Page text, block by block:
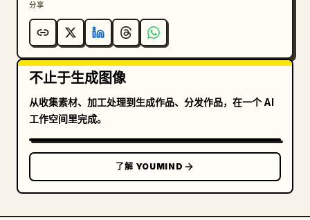
分享
不止于生成图像
从收集素材、加工处理到生成作品、分发作品，在一个 AI
工作空间里完成。
了解 YOUMIND